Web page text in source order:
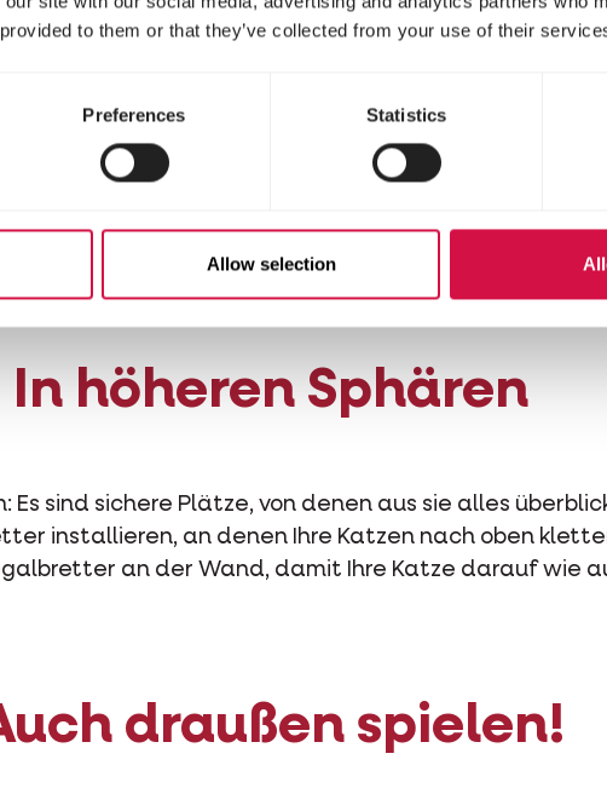
to them or that they’ve collected from your use of their
Preferences Statistics
Allow selection
mehr für die Verpackung aus Karton. Pappkartons
Katzen ihre Umgebung beobachten können. Während
können Sie ganz einfach ein Katzenhaus mit einem
beziehen Sie die ganze Familie beim Basteln mit ein
Cuttermesser, etwas gutem Kleber und viel Inspiration
gefällig? AufPinterestfinden Sie sicherlich etwas
In höheren Sphären
Es sind sichere Plätze, von denen aus sie alles
installieren, an denen Ihre Katzen nach oben
an der Wand, damit Ihre Katze darauf wie
draußen spielen!